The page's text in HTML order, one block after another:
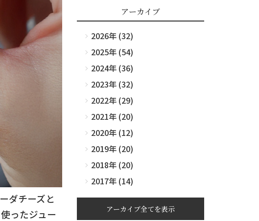
ダチーズと
ったジュー
アーカイブ
2026年 (32)
2025年 (54)
2024年 (36)
2023年 (32)
2022年 (29)
2021年 (20)
2020年 (12)
2019年 (20)
2018年 (20)
2017年 (14)
アーカイブ全てを表示